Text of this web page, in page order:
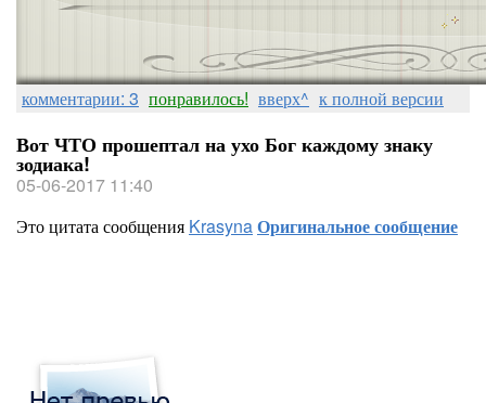
комментарии: 3 понравилось! вверх^ к полной версии
Вот ЧТО прошептал на ухо Бог каждому знаку
зодиака!
05-06-2017 11:40
Это цитата сообщения KrasynaОригинальное сообщение